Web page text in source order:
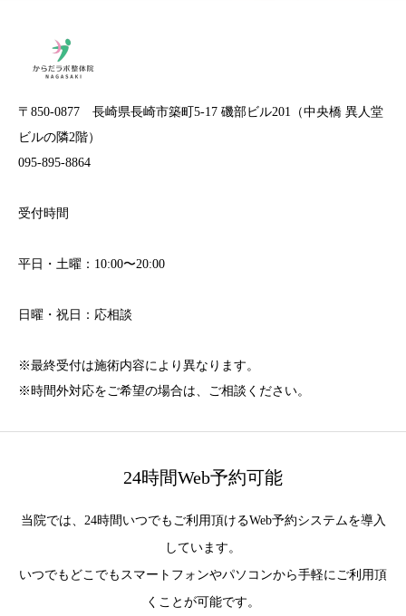
〒850-0877 長崎県長崎市築町5-17 磯部ビル201（中央橋 異人堂
ビルの隣2階）
095-895-8864
受付時間
平日・土曜：10:00〜20:00
日曜・祝日：応相談
※最終受付は施術内容により異なります。
※時間外対応をご希望の場合は、ご相談ください。
24時間Web予約可能
当院では、24時間いつでもご利用頂けるWeb予約システムを導入
しています。
いつでもどこでもスマートフォンやパソコンから手軽にご利用頂
くことが可能です。